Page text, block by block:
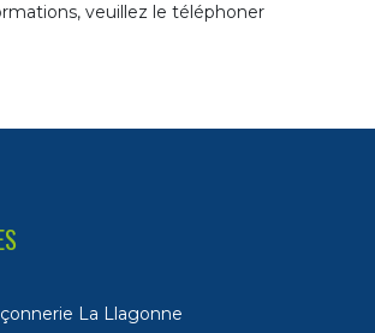
veuillez le téléphoner
La Llagonne